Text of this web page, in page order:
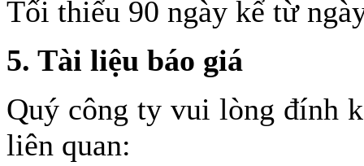
Tối thiểu 90 ngày kể từ
5. Tài liệu báo giá
Quý công ty vui lòng đính
liên quan: